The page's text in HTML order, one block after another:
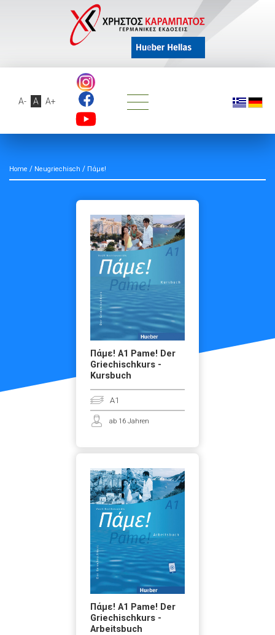
A- A A+
Home / Neugriechisch / Πάμε!
Πάμε! A1 Pame! Der
Griechischkurs -
Kursbuch
A1
ab 16 Jahren
Πάμε! A1 Pame! Der
Griechischkurs -
Arbeitsbuch